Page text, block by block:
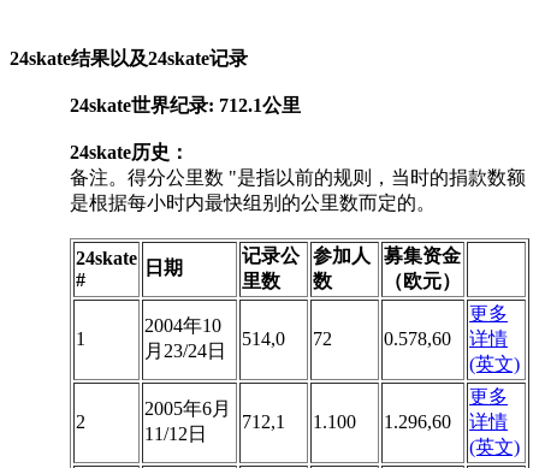
24skate结果以及24skate记录
24skate世界纪录: 712.1公里
24skate历史：
备注。得分公里数 "是指以前的规则，当时的捐款数额
是根据每小时内最快组别的公里数而定的。
24skate
#
日期
记录公
里数
参加人
数
募集资金
（欧元）
1
2004年10
月23/24日
514,0 72 0.578,60
更多
详情
(英文)
2
2005年6月
11/12日
712,1 1.100 1.296,60
更多
详情
(英文)